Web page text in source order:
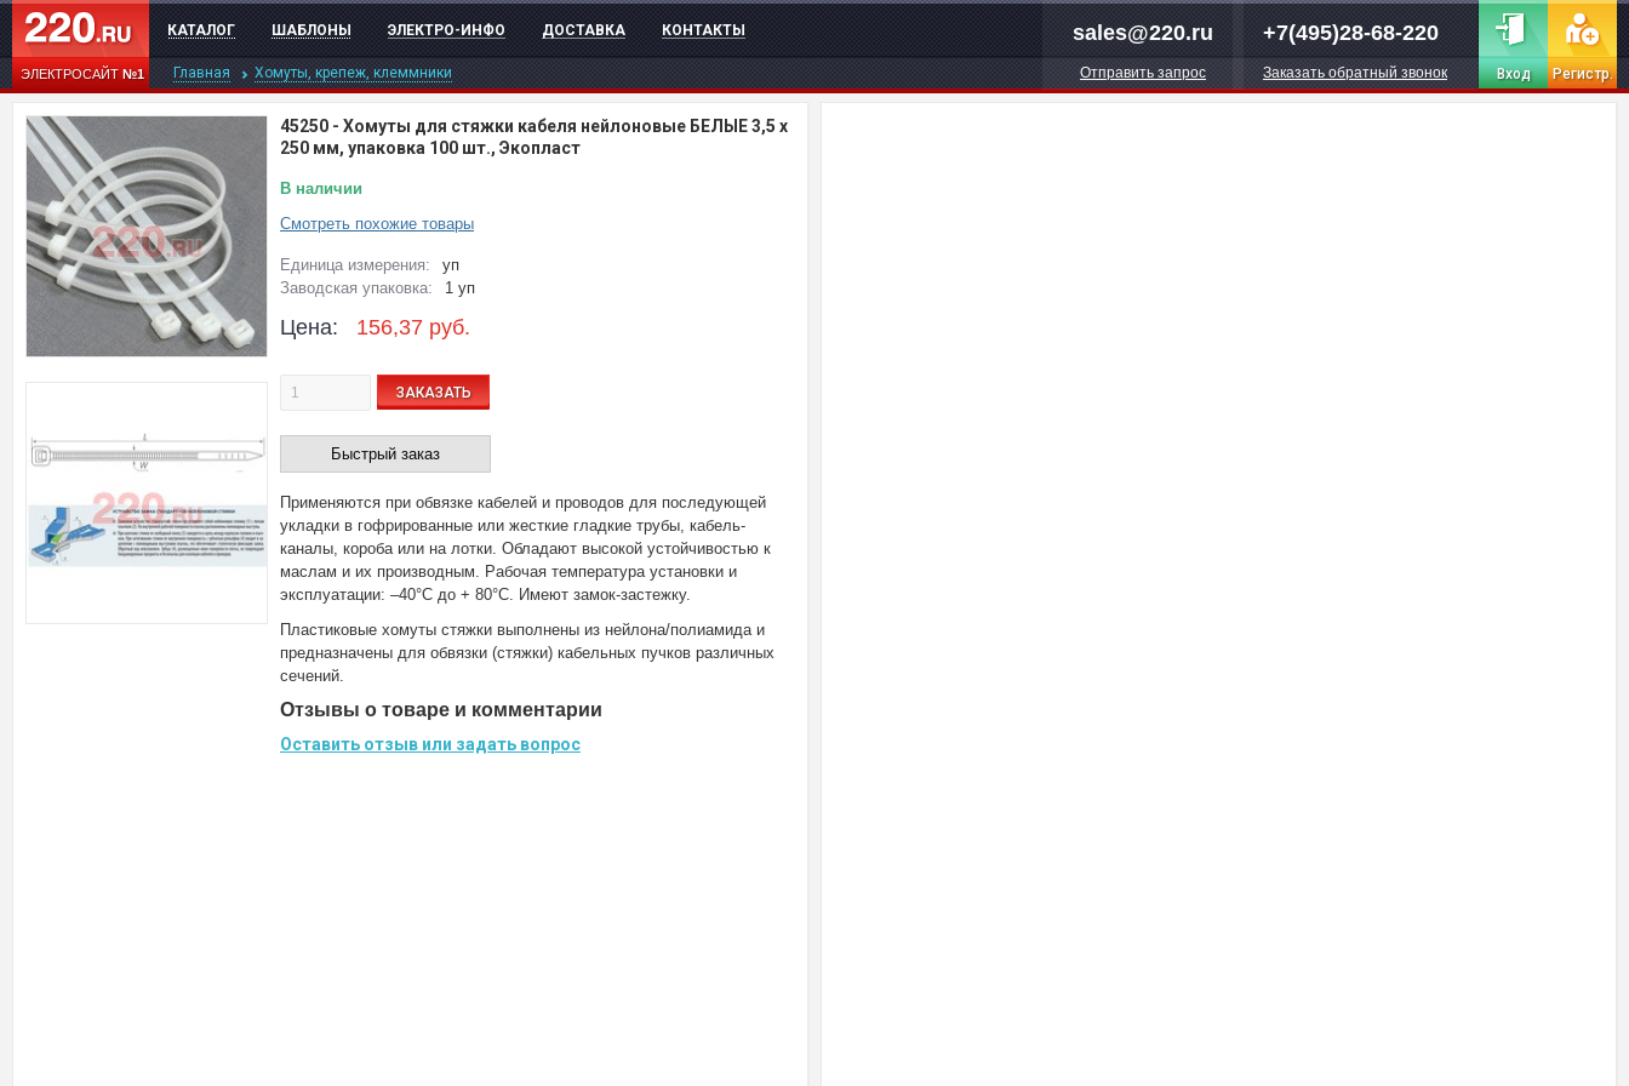
ЭЛЕКТРОСАЙТ№1
КАТАЛОГ ШАБЛОНЫ ЭЛЕКТРО-ИНФО ДОСТАВКА КОНТАКТЫ sales@220.ru
Отправить запрос
+7(495)28-68-220
Заказать обратный звонок Вход Регистр.
Главная Хомуты, крепеж, клеммники
45250 - Хомуты для стяжки кабеля нейлоновые БЕЛЫЕ 3,5 х
250 мм, упаковка 100 шт., Экопласт
В наличии
Смотреть похожие товары
Единица измерения:
уп
Заводская упаковка:
1 уп
Цена: 156,37 руб.
ЗАКАЗАТЬ
Быстрый заказ
Применяются при обвязке кабелей и проводов для последующей
укладки в гофрированные или жесткие гладкие трубы, кабель-
каналы, короба или на лотки. Обладают высокой устойчивостью к
маслам и их производным. Рабочая температура установки и
эксплуатации: –40°C до + 80°С. Имеют замок-застежку.
Пластиковые хомуты стяжки выполнены из нейлона/полиамида и
предназначены для обвязки (стяжки) кабельных пучков различных
сечений.
Отзывы о товаре и комментарии
Оставить отзыв или задать вопрос